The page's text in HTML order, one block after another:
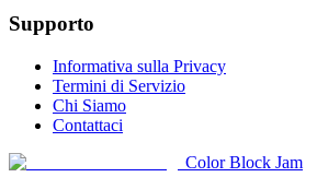
Supporto
Informativa sulla Privacy
Termini di Servizio
Chi Siamo
Contattaci
Color Block Jam